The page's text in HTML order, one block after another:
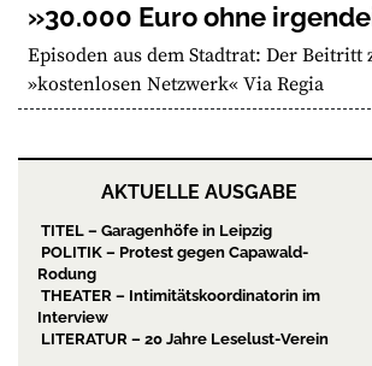
»30.000 Euro ohne
Episoden aus dem Stadtrat: Der Beitritt
»kostenlosen Netzwerk« Via Regia
AKTUELLE AUSGABE
TITEL – Garagenhöfe in Leipzig
POLITIK – Protest gegen Capawald-
Rodung
THEATER – Intimitätskoordinatorin im
Interview
LITERATUR – 20 Jahre Leselust-Verein